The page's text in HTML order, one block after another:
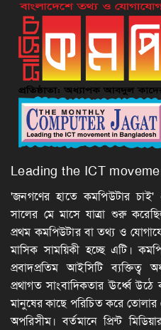
Leading the ICT
'জনগণের হাতে কমপিউটার চাই'
সালের মে মাসে যাত্রা শুরু
প্রথম কমপিউটার বা তথ্য ও
মাসিক সাময়িকী হচ্ছে এটি।
প্রবাদপ্রতিম আইসিটি
প্রথাগত সাংবাদিকতার ঊর্ধ্বে উঠে
মানুষের কাছে পরিচিত করে
অপরিসীম। বর্তমানে প্রিন্ট